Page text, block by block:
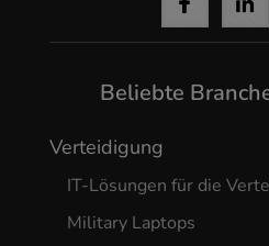
Beliebte
Verteidigung
IT-Lösungen für die
Military Laptops